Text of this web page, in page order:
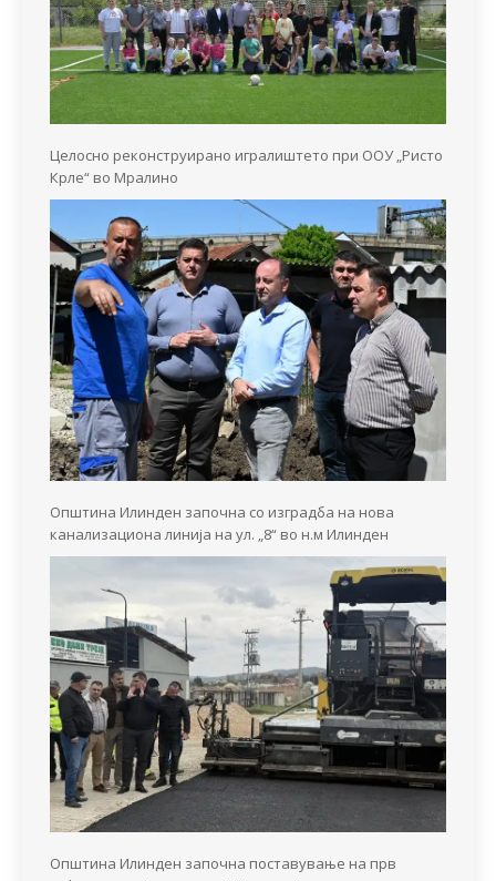
Целосно реконструирано игралиштето при ООУ „Ристо
Крле“ во Мралино
Општина Илинден започна со изградба на нова
канализациона линија на ул. „8“ во н.м Илинден
Општина Илинден започна поставување на прв